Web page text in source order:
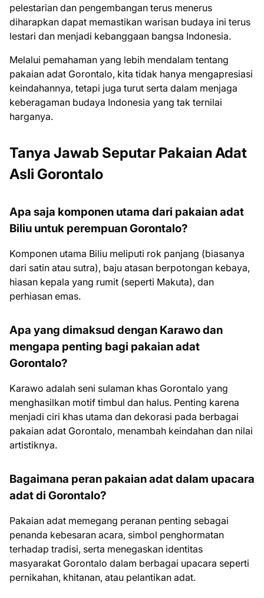
pelestarian dan pengembangan terus menerus
diharapkan dapat memastikan warisan budaya ini terus
lestari dan menjadi kebanggaan bangsa Indonesia.
Melalui pemahaman yang lebih mendalam tentang
pakaian adat Gorontalo, kita tidak hanya mengapresiasi
keindahannya, tetapi juga turut serta dalam menjaga
keberagaman budaya Indonesia yang tak ternilai
harganya.
Tanya Jawab Seputar Pakaian Adat
Asli Gorontalo
Apa saja komponen utama dari pakaian adat
Biliu untuk perempuan Gorontalo?
Komponen utama Biliu meliputi rok panjang (biasanya
dari satin atau sutra), baju atasan berpotongan kebaya,
hiasan kepala yang rumit (seperti Makuta), dan
perhiasan emas.
Apa yang dimaksud dengan Karawo dan
mengapa penting bagi pakaian adat
Gorontalo?
Karawo adalah seni sulaman khas Gorontalo yang
menghasilkan motif timbul dan halus. Penting karena
menjadi ciri khas utama dan dekorasi pada berbagai
pakaian adat Gorontalo, menambah keindahan dan nilai
artistiknya.
Bagaimana peran pakaian adat dalam upacara
adat di Gorontalo?
Pakaian adat memegang peranan penting sebagai
penanda kebesaran acara, simbol penghormatan
terhadap tradisi, serta menegaskan identitas
masyarakat Gorontalo dalam berbagai upacara seperti
pernikahan, khitanan, atau pelantikan adat.